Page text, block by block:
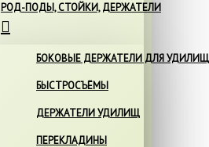
РОД-ПОДЫ, СТОЙКИ, ДЕРЖАТЕЛИ
БОКОВЫЕ ДЕРЖАТЕЛИ ДЛЯ УДИЛИЩ
БЫСТРОСЪЁМЫ
ДЕРЖАТЕЛИ УДИЛИЩ
ПЕРЕКЛАДИНЫ